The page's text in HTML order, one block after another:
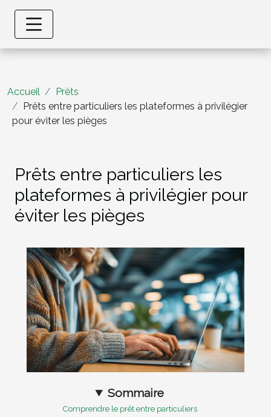
Accueil
Prêts
Prêts entre particuliers les plateformes à privilégier
pour éviter les pièges
Prêts entre particuliers les
plateformes à privilégier pour
éviter les pièges
Sommaire
Comprendre le prêt entre particuliers